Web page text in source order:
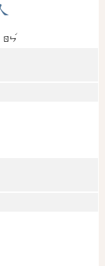
ㄖㄣ
ˊ